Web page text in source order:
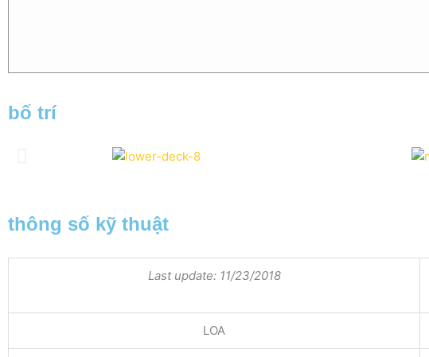
bố trí
thông số kỹ thuật
Last update: 11/23/2018
LOA